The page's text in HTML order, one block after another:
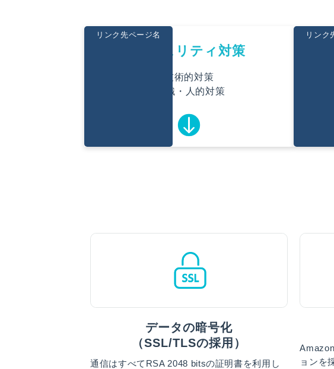
セキュリティ対策
技術的対策
組織・人的対策
リンク先ページ名 リンク
データの暗号化
（SSL/TLSの採用）
通信はすべてRSA 2048 bitsの証明書を利用し
ョンを